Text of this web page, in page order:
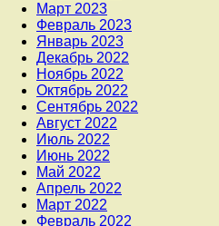
Март 2023
Февраль 2023
Январь 2023
Декабрь 2022
Ноябрь 2022
Октябрь 2022
Сентябрь 2022
Август 2022
Июль 2022
Июнь 2022
Май 2022
Апрель 2022
Март 2022
Февраль 2022